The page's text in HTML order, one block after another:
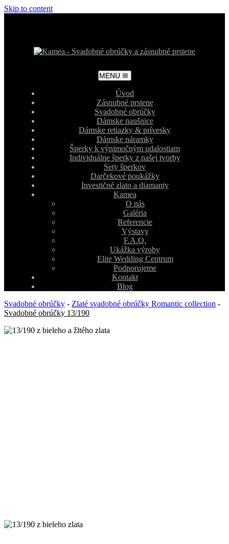
Skip to content
MENU
Úvod
Zásnubné prstene
Svadobné obrúčky
Dámske naušnice
Dámske retiazky & prívesky
Dámske náramky
Šperky k výnimočným udalostiam
Individuálne šperky z našej tvorby
Sety šperkov
Darčekové poukážky
Investičné zlato a diamanty
Kamea
O nás
Galéria
Referencie
Výstavy
F.A.Q.
Ukážka výroby
Elite Wedding Centrum
Podporujeme
Kontakt
Blog
Svadobné obrúčky - Zlaté svadobné obrúčky Romantic collection -
Svadobné obrúčky 13/190